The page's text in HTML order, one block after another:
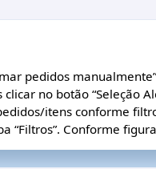
pedidos
no botão “Seleção
itens conforme
“Filtros”. Conforme